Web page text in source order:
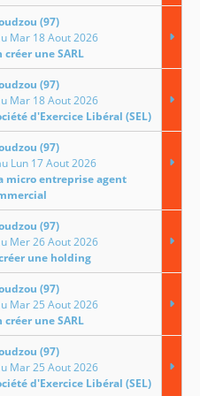
(97)
Mar 18 Aout 2026
une SARL
(97)
Mar 18 Aout 2026
d'Exercice Libéral (SEL)
(97)
Lun 17 Aout 2026
micro entreprise agent
(97)
Mer 26 Aout 2026
une holding
(97)
Mar 25 Aout 2026
une SARL
(97)
Mar 25 Aout 2026
d'Exercice Libéral (SEL)